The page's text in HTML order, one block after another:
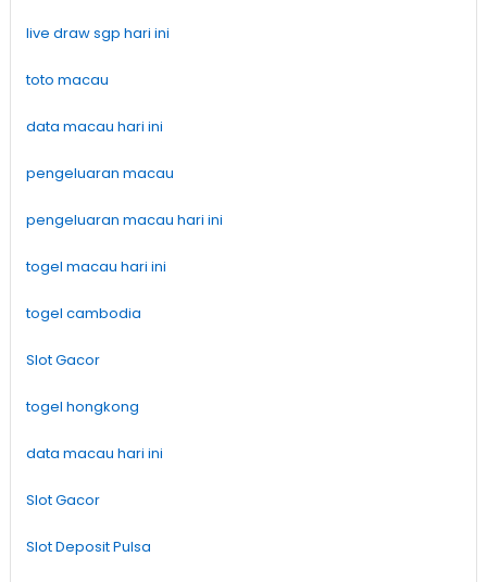
live draw sgp hari ini
toto macau
data macau hari ini
pengeluaran macau
pengeluaran macau hari ini
togel macau hari ini
togel cambodia
Slot Gacor
togel hongkong
data macau hari ini
Slot Gacor
Slot Deposit Pulsa